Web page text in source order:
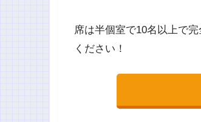
席は半個室で10名以上で
ください！